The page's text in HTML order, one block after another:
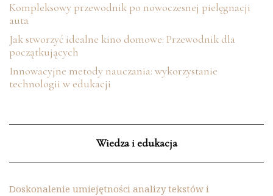
Kompleksowy przewodnik po nowoczesnej pielęgnacji
auta
Jak stworzyć idealne kino domowe: Przewodnik dla
początkujących
Innowacyjne metody nauczania: wykorzystanie
technologii w edukacji
Wiedza i edukacja
Doskonalenie umiejętności analizy tekstów i